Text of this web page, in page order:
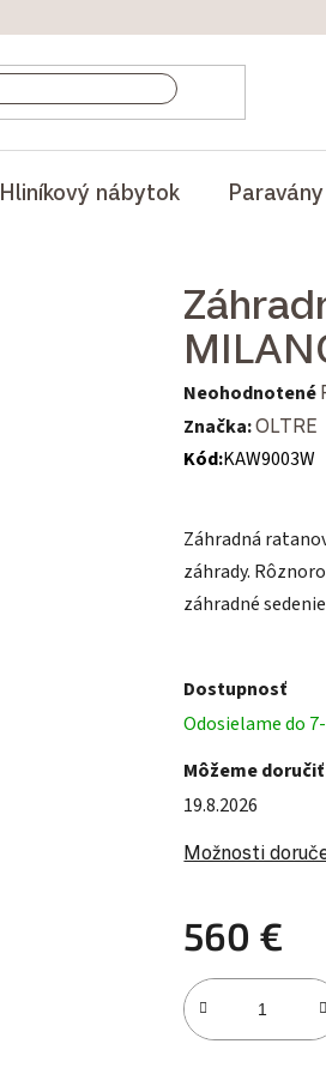
Hliníkový nábytok Paravány
Priemerné
Neohodnotené
Značka:OLTRE
Kód:KAW9003W
Záhradná
záhrady.
záhradné
Dostupnosť
Odosielame do
Môžeme
19.8.2026
Možnosti
560 €
Jednotková cena: